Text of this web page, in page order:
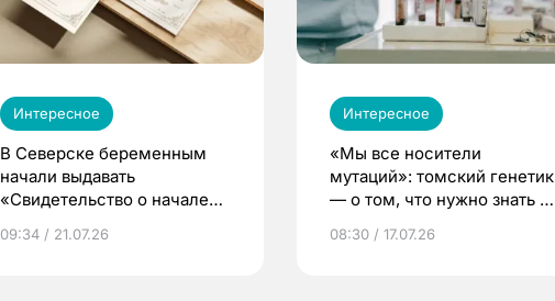
Интересное
В Северске беременным
начали выдавать
«Свидетельство о начале
09:34 / 21.07.26
Интересное
«Мы все носители
мутаций»: томский генетик
— о том, что нужно знать до
08:30 / 17.07.26